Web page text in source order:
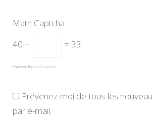
Math Captcha
40 −
= 33
Powered byMathCaptcha
Prévenez-moi de tous les
par e-mail.